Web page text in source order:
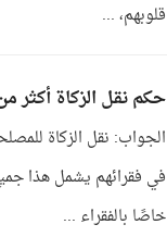
قلوبهم، ...
حكم نقل الزكاة أكثر
الجواب: نقل الزكاة
في فقرائهم يشمل هذا
خاصًا بالفقراء ...